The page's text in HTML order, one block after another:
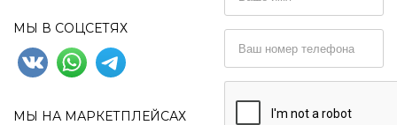
МЫ В СОЦСЕТЯХ
МЫ НА МАРКЕТПЛЕЙСАХ